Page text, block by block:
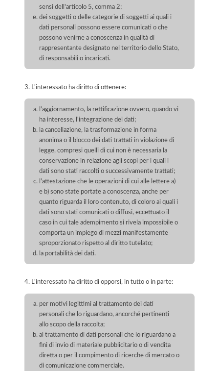
sensi dell'articolo 5, comma 2;
dei soggetti o delle categorie di soggetti ai quali i
dati personali possono essere comunicati o che
possono venirne a conoscenza in qualità di
rappresentante designato nel territorio dello Stato,
di responsabili o incaricati.
3. L'interessato ha diritto di ottenere:
l'aggiornamento, la rettificazione ovvero, quando vi
ha interesse, l'integrazione dei dati;
la cancellazione, la trasformazione in forma
anonima o il blocco dei dati trattati in violazione di
legge, compresi quelli di cui non è necessaria la
conservazione in relazione agli scopi per i quali i
dati sono stati raccolti o successivamente trattati;
l'attestazione che le operazioni di cui alle lettere a)
e b) sono state portate a conoscenza, anche per
quanto riguarda il loro contenuto, di coloro ai quali i
dati sono stati comunicati o diffusi, eccettuato il
caso in cui tale adempimento si rivela impossibile o
comporta un impiego di mezzi manifestamente
sproporzionato rispetto al diritto tutelato;
la portabilità dei dati.
4. L'interessato ha diritto di opporsi, in tutto o in parte:
per motivi legittimi al trattamento dei dati
personali che lo riguardano, ancorché pertinenti
allo scopo della raccolta;
al trattamento di dati personali che lo riguardano a
fini di invio di materiale pubblicitario o di vendita
diretta o per il compimento di ricerche di mercato o
di comunicazione commerciale.